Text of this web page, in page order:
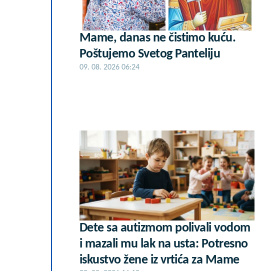
Mame, danas ne čistimo kuću.
Poštujemo Svetog Panteliju
09. 08. 2026 06:24
Dete sa autizmom polivali vodom
i mazali mu lak na usta: Potresno
iskustvo žene iz vrtića za Mame